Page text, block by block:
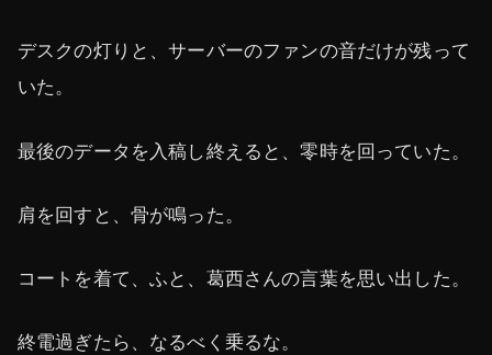
デスクの灯りと、サーバーのファンの音だけが残って
いた。
最後のデータを入稿し終えると、零時を回っていた。
肩を回すと、骨が鳴った。
コートを着て、ふと、葛西さんの言葉を思い出した。
終電過ぎたら、なるべく乗るな。